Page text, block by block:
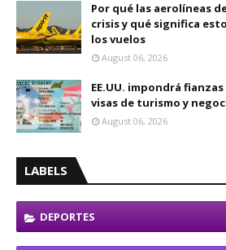
Por qué las aerolíneas
crisis y qué significa
los vuelos
August 06, 2026
EE.UU. impondrá
visas de turismo y
August 06, 2026
LABELS
DEPORTES